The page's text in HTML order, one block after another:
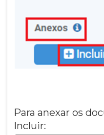
Para anexar os
Incluir: